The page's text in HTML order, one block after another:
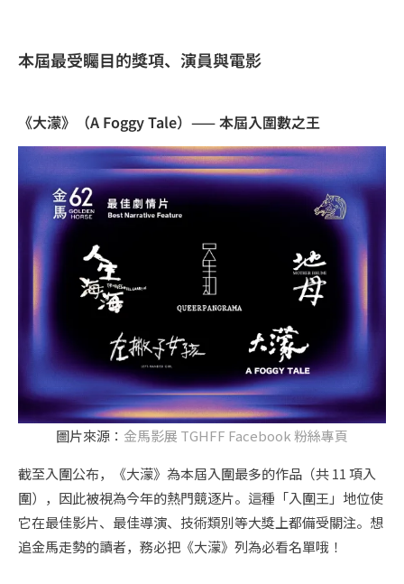
本屆最受矚目的獎項、演員與電影
《大濛》（A Foggy Tale）—— 本屆入圍數之王
圖片來源： 金馬影展 TGHFF Facebook 粉絲專頁
截至入圍公布，《大濛》為本屆入圍最多的作品（共 11 項入
圍），因此被視為今年的熱門競逐片。這種「入圍王」地位使
它在最佳影片、最佳導演、技術類別等大獎上都備受關注。想
追金馬走勢的讀者，務必把《大濛》列為必看名單哦！